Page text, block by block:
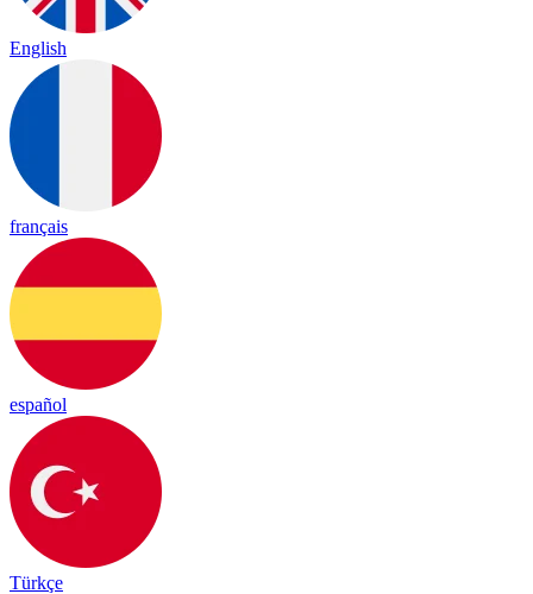
English
français
español
Türkçe